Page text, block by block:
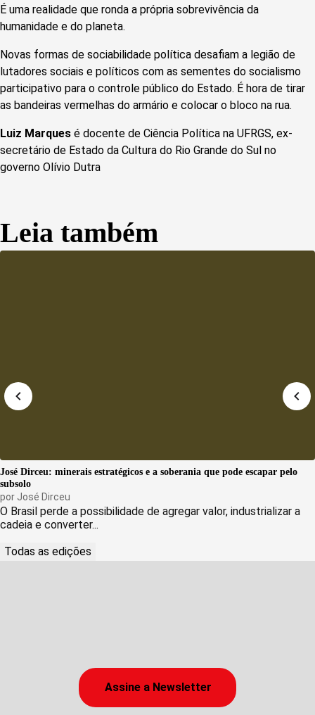
É uma realidade que ronda a própria sobrevivência da
humanidade e do planeta.
Novas formas de sociabilidade política desafiam a legião de
lutadores sociais e políticos com as sementes do socialismo
participativo para o controle público do Estado. É hora de tirar
as bandeiras vermelhas do armário e colocar o bloco na rua.
Luiz Marques é docente de Ciência Política na UFRGS, ex-
secretário de Estado da Cultura do Rio Grande do Sul no
governo Olívio Dutra
Leia também
José Dirceu: minerais estratégicos e a soberania que pode escapar pelo
subsolo
por José Dirceu
O Brasil perde a possibilidade de agregar valor, industrializar a
cadeia e converter...
Todas as edições
Assine a Newsletter